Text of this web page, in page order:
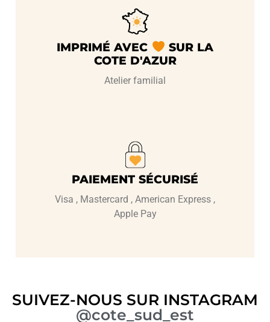
IMPRIMÉ AVEC
SUR LA
COTE D'AZUR
Atelier familial
PAIEMENT SÉCURISÉ
Visa , Mastercard , American Express ,
Apple Pay
SUIVEZ-NOUS SUR INSTAGRAM
@cote_sud_est